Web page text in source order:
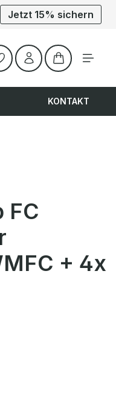
Jetzt 15% sichern
Warenkorb
KONTAKT
FC
+ 4x